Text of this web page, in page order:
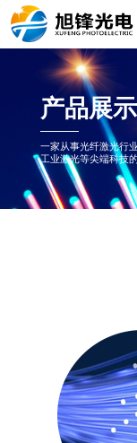
产品展示
一家从事光纤激光行
工业激光等尖端科技